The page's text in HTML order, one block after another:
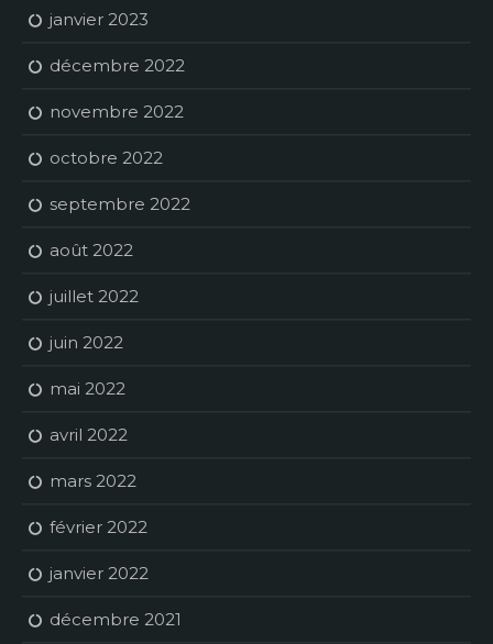
janvier 2023
décembre 2022
novembre 2022
octobre 2022
septembre 2022
août 2022
juillet 2022
juin 2022
mai 2022
avril 2022
mars 2022
février 2022
janvier 2022
décembre 2021